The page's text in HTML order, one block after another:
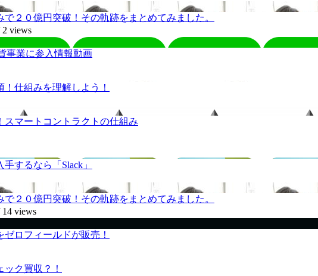
２０億円突破！その軌跡をまとめてみました。
2 views
事業に参入情報動画
仕組みを理解しよう！
スマートコントラクトの仕組み
するなら「Slack」
２０億円突破！その軌跡をまとめてみました。
14 views
ロフィールドが販売！
ク買収？！